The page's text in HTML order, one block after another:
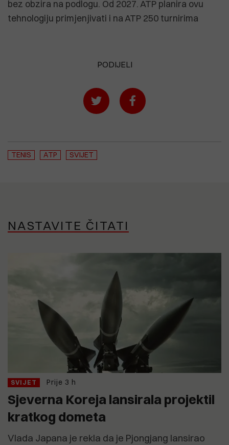
bez obzira na podlogu. Od 2027. ATP planira ovu
tehnologiju primjenjivati i na ATP 250 turnirima
PODIJELI
TENIS ATP SVIJET
NASTAVITE ČITATI
SVIJET Prije 3 h
Sjeverna Koreja lansirala projektil
kratkog dometa
Vlada Japana je rekla da je Pjongjang lansirao